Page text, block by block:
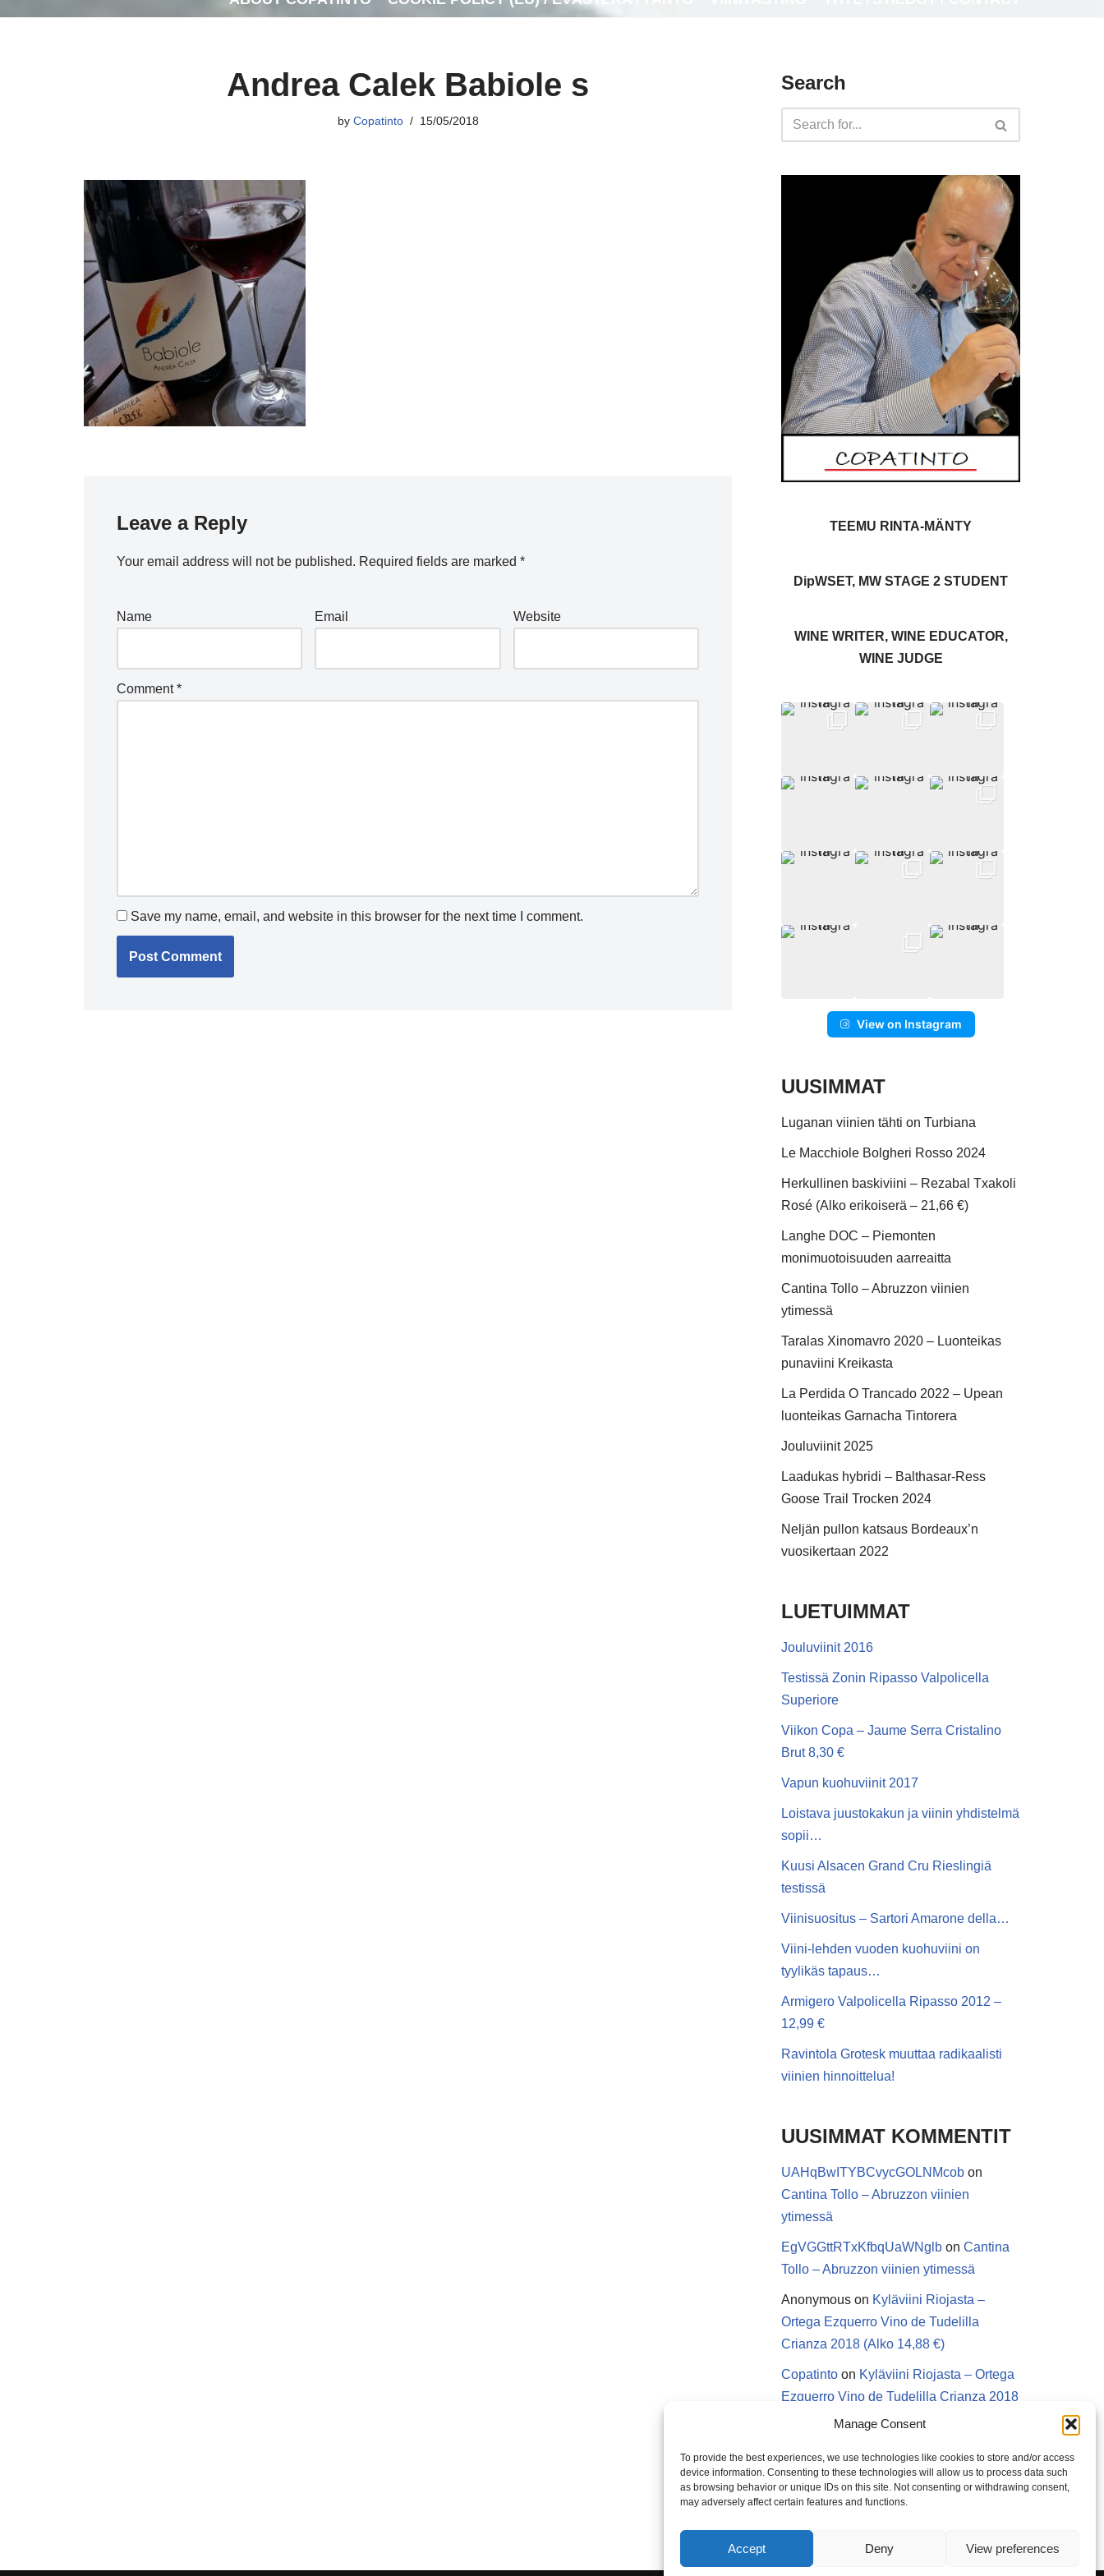
Manage Consent
To provide the best experiences, we use technologies like cookies to store and/or access
device information. Consenting to these technologies will allow us to process data such
as browsing behavior or unique IDs on this site. Not consenting or withdrawing consent,
may adversely affect certain features and functions.
Accept Deny View preferences
Andrea Calek Babiole s
by Copatinto 15/05/2018
Leave a Reply
Your email address will not be published. Required fields are marked *
Name Email Website
Comment*
Save my name, email, and website in this browser for the next time I comment.
Search
TEEMU RINTA-MÄNTY
DipWSET, MW STAGE 2 STUDENT
WINE WRITER, WINE EDUCATOR,
WINE JUDGE
View on Instagram
UUSIMMAT
Luganan viinien tähti on Turbiana
Le Macchiole Bolgheri Rosso 2024
Herkullinen baskiviini – Rezabal Txakoli
Rosé (Alko erikoiserä – 21,66 €)
Langhe DOC – Piemonten
monimuotoisuuden aarreaitta
Cantina Tollo – Abruzzon viinien
ytimessä
Taralas Xinomavro 2020 – Luonteikas
punaviini Kreikasta
La Perdida O Trancado 2022 – Upean
luonteikas Garnacha Tintorera
Jouluviinit 2025
Laadukas hybridi – Balthasar-Ress
Goose Trail Trocken 2024
Neljän pullon katsaus Bordeaux’n
vuosikertaan 2022
LUETUIMMAT
Jouluviinit 2016
Testissä Zonin Ripasso Valpolicella
Superiore
Viikon Copa – Jaume Serra Cristalino
Brut 8,30 €
Vapun kuohuviinit 2017
Loistava juustokakun ja viinin yhdistelmä
sopii…
Kuusi Alsacen Grand Cru Rieslingiä
testissä
Viinisuositus – Sartori Amarone della…
Viini-lehden vuoden kuohuviini on
tyylikäs tapaus…
Armigero Valpolicella Ripasso 2012 –
12,99 €
Ravintola Grotesk muuttaa radikaalisti
viinien hinnoittelua!
UUSIMMAT KOMMENTIT
UAHqBwITYBCvycGOLNMcob on
Cantina Tollo – Abruzzon viinien
ytimessä
EgVGGttRTxKfbqUaWNglb on Cantina
Tollo – Abruzzon viinien ytimessä
Anonymous on Kyläviini Riojasta –
Ortega Ezquerro Vino de Tudelilla
Crianza 2018 (Alko 14,88 €)
Copatinto on Kyläviini Riojasta – Ortega
Ezquerro Vino de Tudelilla Crianza 2018
(Alko 14,88 €)
Riojasta – Ortega Ezquerro Vino de
Tudelilla Crianza 2018 (Alko 14,88 €)